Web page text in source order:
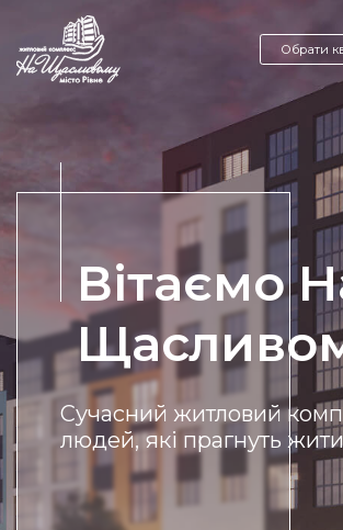
Обрати
Вітаємо
Сучасний житловий
людей, які прагнуть